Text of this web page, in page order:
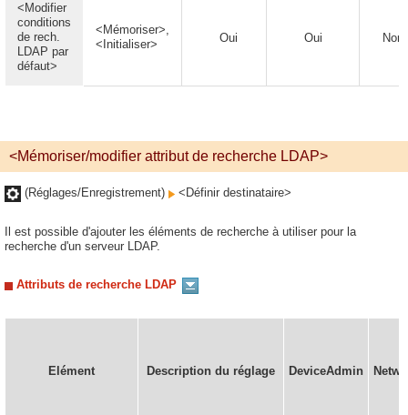
<Modifier
conditions
de rech.
LDAP par
défaut>
<Mémoriser>,
<Initialiser>
Oui Oui Non
<Mémoriser/modifier attribut de recherche LDAP>
(Réglages/Enregistrement) <Définir destinataire>
Il est possible d'ajouter les éléments de recherche à utiliser pour la
recherche d'un serveur LDAP.
Attributs de recherche LDAP
Elément Description du réglage DeviceAdmin